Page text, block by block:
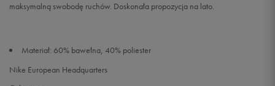
maksymalną swobodę ruchów. Doskonała propozycja na lato.
Materiał: 60% bawełna, 40% poliester
Nike European Headquarters